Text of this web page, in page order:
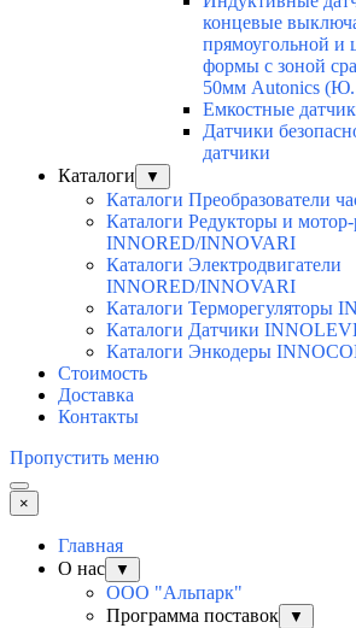
концевые
прямоугольной и
формы с зоной
50мм Autonics (Ю.
Емкостные
Датчики
датчики
Каталоги
▼
Каталоги Преобразователи
Каталоги Редукторы и
INNORED/INNOVARI
Каталоги Электродвигатели
INNORED/INNOVARI
Каталоги Терморегуляторы
Каталоги Датчики
Каталоги Энкодеры
Стоимость
Доставка
Контакты
Пропустить меню
×
Главная
О нас
▼
ООО "Альпарк"
Программа поставок
▼